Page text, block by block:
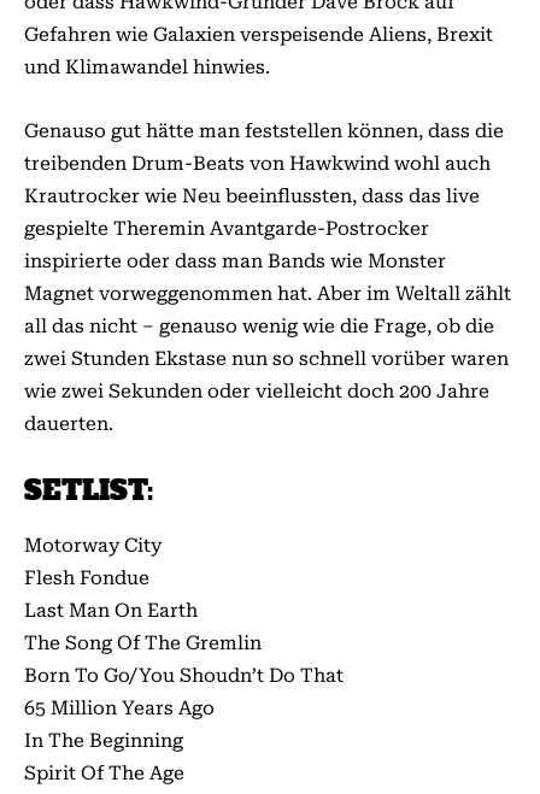
Gefahren wie Galaxien verspeisende Aliens, Brexit
und Klimawandel hinwies.
Genauso gut hätte man feststellen können, dass die
treibenden Drum-Beats von Hawkwind wohl auch
Krautrocker wie Neu beeinflussten, dass das live
gespielte Theremin Avantgarde-Postrocker
inspirierte oder dass man Bands wie Monster
Magnet vorweggenommen hat. Aber im Weltall zählt
all das nicht – genauso wenig wie die Frage, ob die
zwei Stunden Ekstase nun so schnell vorüber waren
wie zwei Sekunden oder vielleicht doch 200 Jahre
dauerten.
SETLIST:
Motorway City
Flesh Fondue
Last Man On Earth
The Song Of The Gremlin
Born To Go/You Shoudn’t Do That
65 Million Years Ago
In The Beginning
Spirit Of The Age